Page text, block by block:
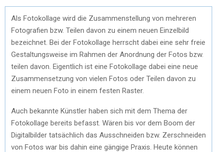
(
T
W
I
T
E
R
)
A
C
E
B
O
K
I
N
T
E
R
E
S
T
I
N
K
E
N
M
I
L
Als Fotokollage wird die Zusammenstellung von mehreren
Fotografien bzw. Teilen davon zu einem neuen Einzelbild
bezeichnet. Bei der Fotokollage herrscht dabei eine sehr freie
Gestaltungsweise im Rahmen der Anordnung der Fotos bzw.
teilen davon. Eigentlich ist eine Fotokollage dabei eine neue
Zusammensetzung von vielen Fotos oder Teilen davon zu
einem neuen Foto in einem festen Raster.
Auch bekannte Künstler haben sich mit dem Thema der
Fotokollage bereits befasst. Wären bis vor dem Boom der
Digitalbilder tatsächlich das Ausschneiden bzw. Zerschneiden
von Fotos war bis dahin eine gängige Praxis. Heute können